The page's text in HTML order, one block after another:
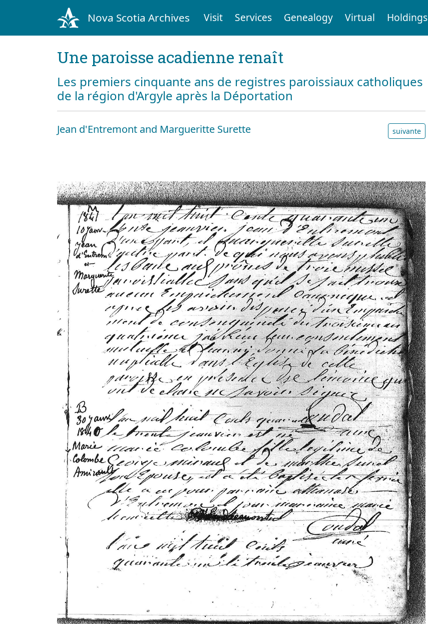
Nova Scotia Archives Visit Services Genealogy Virtual Holdings
Une paroisse acadienne renaît
Les premiers cinquante ans de registres paroissiaux catholiques
de la région d'Argyle après la Déportation
Jean d'Entremont and Margueritte Surette suivante